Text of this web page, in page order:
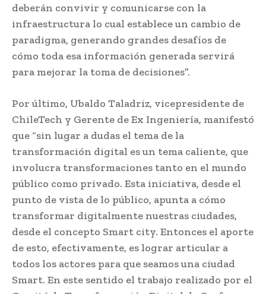
deberán convivir y comunicarse con la
infraestructura lo cual establece un cambio de
paradigma, generando grandes desafíos de
cómo toda esa información generada servirá
para mejorar la toma de decisiones”.
Por último, Ubaldo Taladriz, vicepresidente de
ChileTech y Gerente de Ex Ingeniería, manifestó
que “sin lugar a dudas el tema de la
transformación digital es un tema caliente, que
involucra transformaciones tanto en el mundo
público como privado. Esta iniciativa, desde el
punto de vista de lo público, apunta a cómo
transformar digitalmente nuestras ciudades,
desde el concepto Smart city. Entonces el aporte
de esto, efectivamente, es lograr articular a
todos los actores para que seamos una ciudad
Smart. En este sentido el trabajo realizado por el